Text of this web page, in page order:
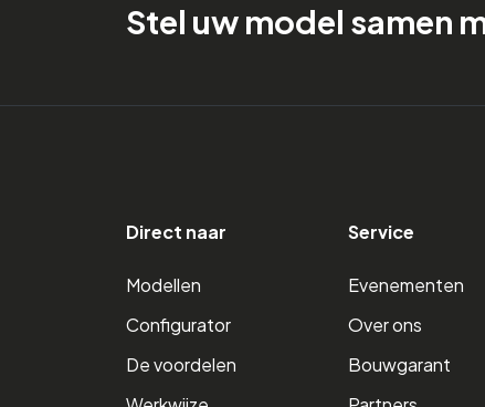
Stel uw model samen
Direct naar
Modellen
Configurator
De voordelen
Service
Evenementen
Over ons
Bouwgarant